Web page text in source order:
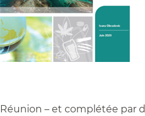
Réunion – et complétée par